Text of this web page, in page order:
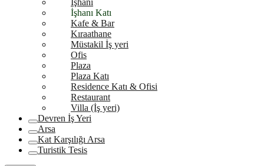
İşhanı
İşhanı Katı
Kafe & Bar
Kıraathane
Müstakil İş yeri
Ofis
Plaza
Plaza Katı
Residence Katı & Ofisi
Restaurant
Villa (İş yeri)
Devren İş Yeri
Arsa
Kat Karşılığı Arsa
Turistik Tesis